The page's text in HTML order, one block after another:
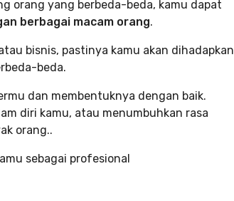
orang yang berbeda-beda, kamu dapat
berbagai macam orang.
bisnis, pastinya kamu akan dihadapkan
beda.
dan membentuknya dengan baik.
diri kamu, atau menumbuhkan rasa
orang..
sebagai profesional